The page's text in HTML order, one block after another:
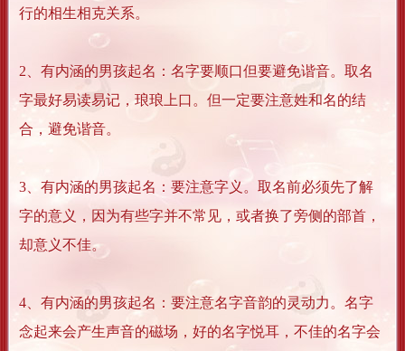
行的相生相克关系。
2、有内涵的男孩起名：名字要顺口但要避免谐音。取名
字最好易读易记，琅琅上口。但一定要注意姓和名的结
合，避免谐音。
3、有内涵的男孩起名：要注意字义。取名前必须先了解
字的意义，因为有些字并不常见，或者换了旁侧的部首，
却意义不佳。
4、有内涵的男孩起名：要注意名字音韵的灵动力。名字
念起来会产生声音的磁场，好的名字悦耳，不佳的名字会